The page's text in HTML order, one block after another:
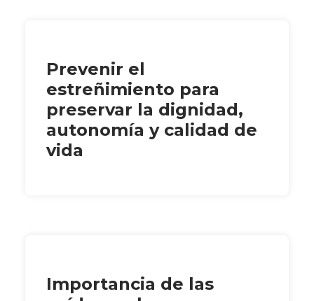
Prevenir el
estreñimiento para
preservar la dignidad,
autonomía y calidad de
vida
Importancia de las